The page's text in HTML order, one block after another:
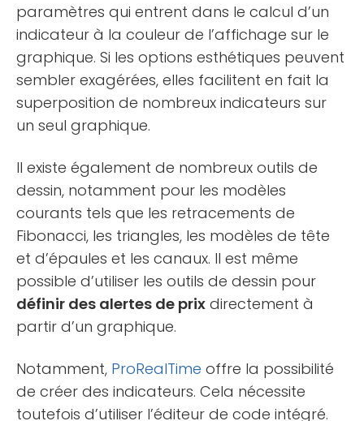
paramètres qui entrent dans le calcul d’un
indicateur à la couleur de l’affichage sur le
graphique. Si les options esthétiques peuvent
sembler exagérées, elles facilitent en fait la
superposition de nombreux indicateurs sur
un seul graphique.
Il existe également de nombreux outils de
dessin, notamment pour les modèles
courants tels que les retracements de
Fibonacci, les triangles, les modèles de tête
et d’épaules et les canaux. Il est même
possible d’utiliser les outils de dessin pour
définir des alertes de prix directement à
partir d’un graphique.
Notamment, ProRealTime offre la possibilité
de créer des indicateurs. Cela nécessite
toutefois d’utiliser l’éditeur de code intégré.